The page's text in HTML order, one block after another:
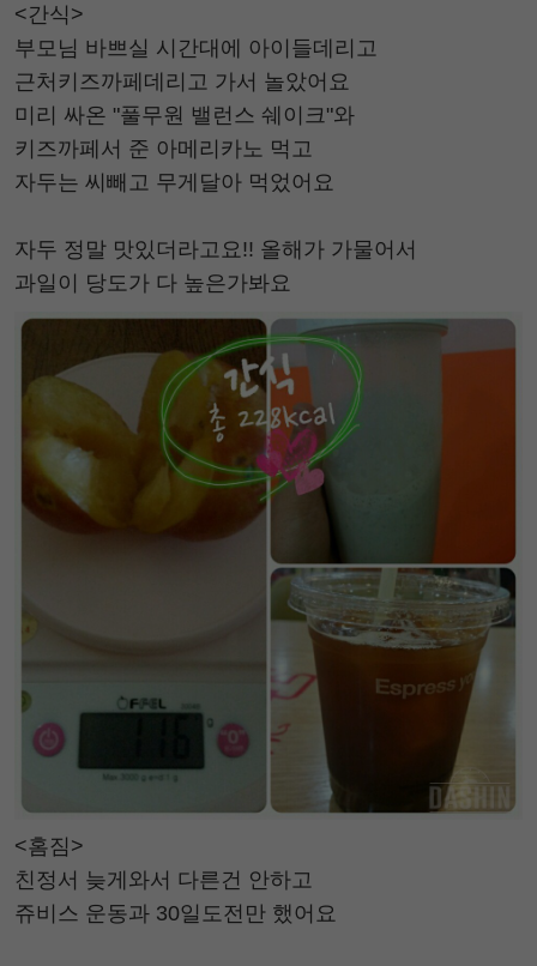
<간식>
부모님 바쁘실 시간대에 아이들데리고
근처키즈까페데리고 가서 놀았어요
미리 싸온 "풀무원 밸런스 쉐이크"와
키즈까페서 준 아메리카노 먹고
자두는 씨빼고 무게달아 먹었어요
자두 정말 맛있더라고요!! 올해가 가물어서
과일이 당도가 다 높은가봐요
<홈짐>
친정서 늦게와서 다른건 안하고
쥬비스 운동과 30일도전만 했어요